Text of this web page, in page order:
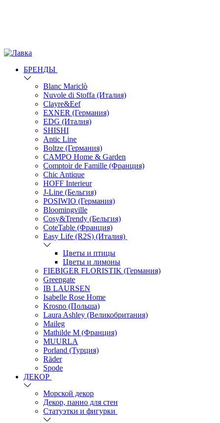
БРЕНДЫ
Blanc Mariclò
Nuvole di Stoffa (Италия)
Clayre&Eef
EXNER (Германия)
EDG (Италия)
SHISHI
Antic Line
Boltze (Германия)
CAMPO Home & Garden
Comptoir de Famille (Франция)
Chic Antique
HOFF Interieur
J-Line (Бельгия)
POSIWIO (Германия)
Bloomingville
Cosy&Trendy (Бельгия)
CoteTable (Франция)
Easy Life (R2S) (Италия)
Цветы и птицы
Цветы и лимоны
FIEBIGER FLORISTIK (Германия)
Greengate
IB LAURSEN
Isabelle Rose Home
Krosno (Польша)
Laura Ashley (Великобритания)
Maileg
Mathilde M (Франция)
MUURLA
Porland (Турция)
Räder
Spode
ДЕКОР
Морской декор
Декор, панно для стен
Статуэтки и фигурки